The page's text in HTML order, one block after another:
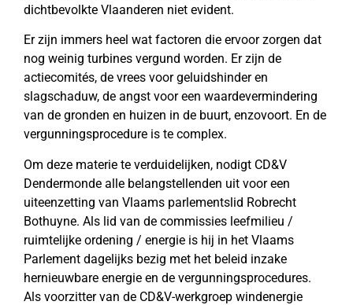
dichtbevolkte Vlaanderen niet evident.
Er zijn immers heel wat factoren die ervoor zorgen dat
nog weinig turbines vergund worden. Er zijn de
actiecomités, de vrees voor geluidshinder en
slagschaduw, de angst voor een waardevermindering
van de gronden en huizen in de buurt, enzovoort. En de
vergunningsprocedure is te complex.
Om deze materie te verduidelijken, nodigt CD&V
Dendermonde alle belangstellenden uit voor een
uiteenzetting van Vlaams parlementslid Robrecht
Bothuyne. Als lid van de commissies leefmilieu /
ruimtelijke ordening / energie is hij in het Vlaams
Parlement dagelijks bezig met het beleid inzake
hernieuwbare energie en de vergunningsprocedures.
Als voorzitter van de CD&V-werkgroep windenergie